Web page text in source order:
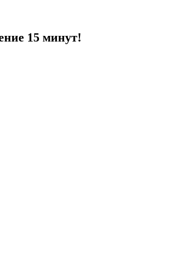
15 минут!